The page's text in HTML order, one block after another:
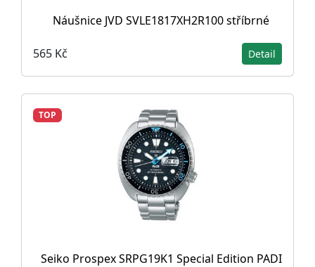
Náušnice JVD SVLE1817XH2R100 stříbrné
565 Kč Detail
TOP
Seiko Prospex SRPG19K1 Special Edition PADI